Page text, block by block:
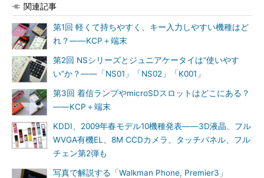
関連記事
第1回 軽くて持ちやすく、キー入力しやすい機種はど
れ？――KCP＋端末
第2回 NSシリーズとジュニアケータイは“使いやす
い”か？――「NS01」「NS02」「K001」
第3回 着信ランプやmicroSDスロットはどこにある？
――KCP＋端末
KDDI、2009年春モデル10機種発表――3D液晶、フル
WVGA有機EL、8M CCDカメラ、タッチパネル、フル
チェン第2弾も
写真で解説する「Walkman Phone, Premier3」